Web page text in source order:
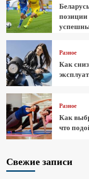
Разное
Как
Разное
Как
что
Свежие записи